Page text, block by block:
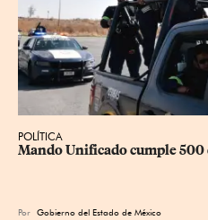
POLÍTICA
Mando Unificado cumple
Por Gobierno del Estado de México